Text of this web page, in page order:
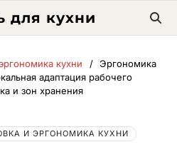
для кухни
кухни
Эргономика
адаптация рабочего
и зон хранения
И ЭРГОНОМИКА КУХНИ